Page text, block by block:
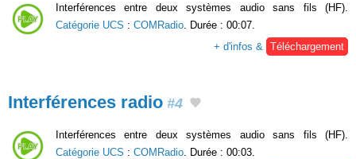
Interférences entre deux systèmes audio sans fils (HF).
Catégorie UCS : COMRadio . Durée : 00:07.
+ d'infos &
Téléchargement
Interférences radio #4
Interférences entre deux systèmes audio sans fils (HF).
Catégorie UCS : COMRadio . Durée : 00:03.